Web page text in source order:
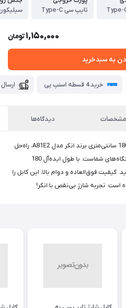
تایپ سی Type-C
1,150,000تومان
به سبدخرید
خرید 4 قسطه اسنپ پی
مشخصات دیدگاه‌ها
کابل شارژ تایپ سی به تایپ سی 180 سانتی‌متری برند انکر مدل A81E2، راه‌حل
نهایی برای شارژ سریع و ایمن دستگاه‌های شماست. با طول ایده‌آل 180
کیفیت فوق‌العاده و دوام بالا، این کابل را
است. تجربه شارژ بی‌نقص با انکر!